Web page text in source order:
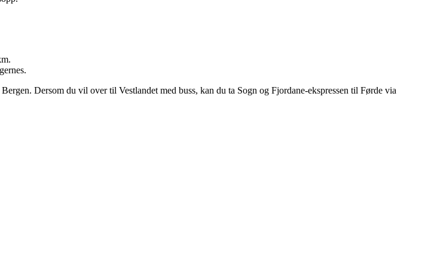
Dersom du vil over til Vestlandet med buss, kan du ta Sogn og Fjordane-ekspressen til Førde via